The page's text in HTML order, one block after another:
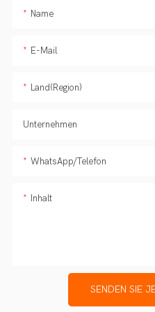
Name
E-Mail
Land(Region)
Unternehmen
WhatsApp/Telefon
Inhalt
SENDEN SIE